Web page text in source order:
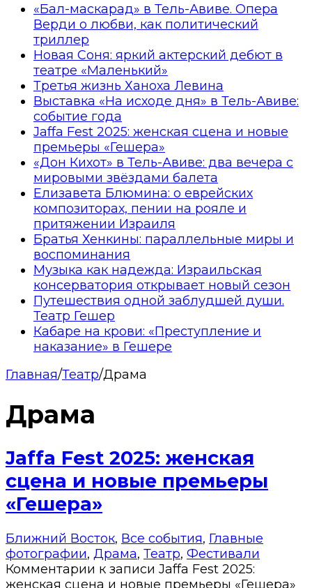
«Бал-маскарад» в Тель-Авиве. Опера
Верди о любви, как политический
триллер
Новая Соня: яркий актерский дебют в
театре «Маленький»
Третья жизнь Ханоха Левина
Выставка «На исходе дня» в Тель-Авиве:
событие года
Jaffa Fest 2025: женская сцена и новые
премьеры «Гешера»
«Дон Кихот» в Тель-Авиве: два вечера с
мировыми звёздами балета
Елизавета Блюмина: о еврейских
композиторах, пении на рояле и
притяжении Израиля
Братья Хенкины: параллельные миры и
воспоминания
Музыка как надежда: Израильская
консерватория открывает новый сезон
Путешествия одной заблудшей души.
Театр Гешер
Кабаре на крови: «Преступление и
наказание» в Гешере
Главная/Театр/Драма
Драма
Jaffa Fest 2025: женская
сцена и новые премьеры
«Гешера»
Ближний Восток, Все события, Главные
фотографии, Драма, Театр, Фестивали
Комментарии к записи Jaffa Fest 2025:
женская сцена и новые премьеры «Гешера»